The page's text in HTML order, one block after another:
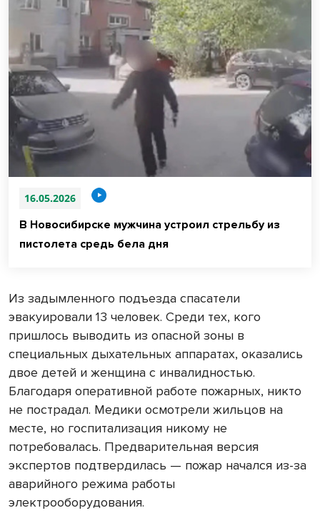
16.05.2026
В Новосибирске мужчина устроил стрельбу из
пистолета средь бела дня
Из задымленного подъезда спасатели
эвакуировали 13 человек. Среди тех, кого
пришлось выводить из опасной зоны в
специальных дыхательных аппаратах, оказались
двое детей и женщина с инвалидностью.
Благодаря оперативной работе пожарных, никто
не пострадал. Медики осмотрели жильцов на
месте, но госпитализация никому не
потребовалась. Предварительная версия
экспертов подтвердилась — пожар начался из-за
аварийного режима работы
электрооборудования.